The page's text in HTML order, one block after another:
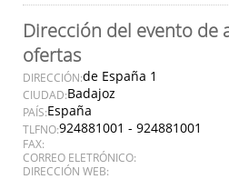
Dirección del evento de
ofertas
DIRECCIÓN:de España 1
CIUDAD:Badajoz
PAÍS:España
TLFNO:924881001 - 924881001
FAX:
CORREO ELETRÓNICO:
DIRECCIÓN WEB: